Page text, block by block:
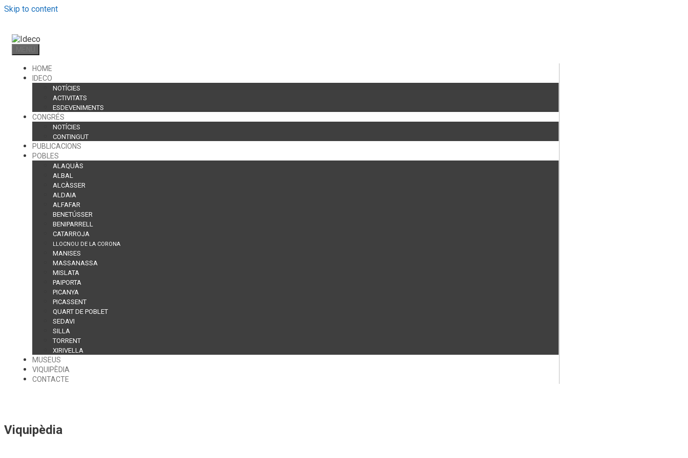
Skip to content
HOME
IDECO
NOTÍCIES
ACTIVITATS
ESDEVENIMENTS
CONGRÉS
NOTÍCIES
CONTINGUT
PUBLICACIONS
POBLES
ALAQUÀS
ALBAL
ALCÀSSER
ALDAIA
ALFAFAR
BENETÚSSER
BENIPARRELL
CATARROJA
LLOCNOU DE LA CORONA
MANISES
MASSANASSA
MISLATA
PAIPORTA
PICANYA
PICASSENT
QUART DE POBLET
SEDAVI
SILLA
TORRENT
XIRIVELLA
MUSEUS
VIQUIPÈDIA
CONTACTE
Viquipèdia